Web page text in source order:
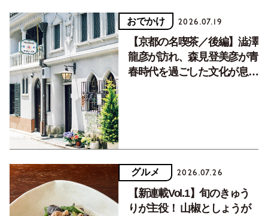
おでかけ 2026.07.19
【京都の名喫茶／後編】澁澤
龍彦が訪れ、森見登美彦が青
春時代を過ごした文化が息づ
グルメ 2026.07.26
【新連載Vol.1】旬のきゅう
りが主役！ 山椒としょうが